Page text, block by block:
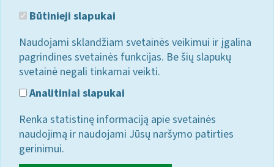
Būtinieji slapukai
Naudojami sklandžiam svetainės veikimui ir įgalina
pagrindines svetainės funkcijas. Be šių slapukų
svetainė negali tinkamai veikti.
Analitiniai slapukai
Renka statistinę informaciją apie svetainės
naudojimą ir naudojami Jūsų naršymo patirties
gerinimui.